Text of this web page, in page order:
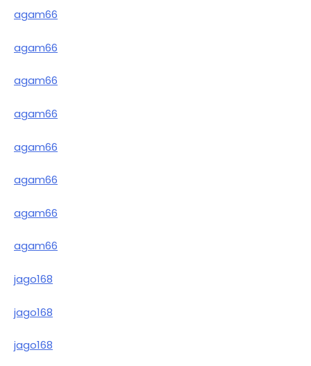
agam66
agam66
agam66
agam66
agam66
agam66
agam66
agam66
jago168
jago168
jago168